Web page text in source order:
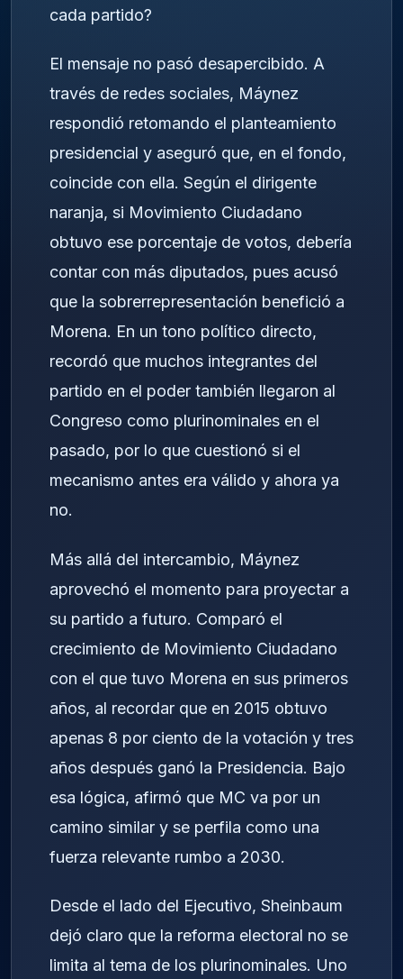
cada partido?
El mensaje no pasó desapercibido. A
través de redes sociales, Máynez
respondió retomando el planteamiento
presidencial y aseguró que, en el fondo,
coincide con ella. Según el dirigente
naranja, si Movimiento Ciudadano
obtuvo ese porcentaje de votos, debería
contar con más diputados, pues acusó
que la sobrerrepresentación benefició a
Morena. En un tono político directo,
recordó que muchos integrantes del
partido en el poder también llegaron al
Congreso como plurinominales en el
pasado, por lo que cuestionó si el
mecanismo antes era válido y ahora ya
no.
Más allá del intercambio, Máynez
aprovechó el momento para proyectar a
su partido a futuro. Comparó el
crecimiento de Movimiento Ciudadano
con el que tuvo Morena en sus primeros
años, al recordar que en 2015 obtuvo
apenas 8 por ciento de la votación y tres
años después ganó la Presidencia. Bajo
esa lógica, afirmó que MC va por un
camino similar y se perfila como una
fuerza relevante rumbo a 2030.
Desde el lado del Ejecutivo, Sheinbaum
dejó claro que la reforma electoral no se
limita al tema de los plurinominales. Uno